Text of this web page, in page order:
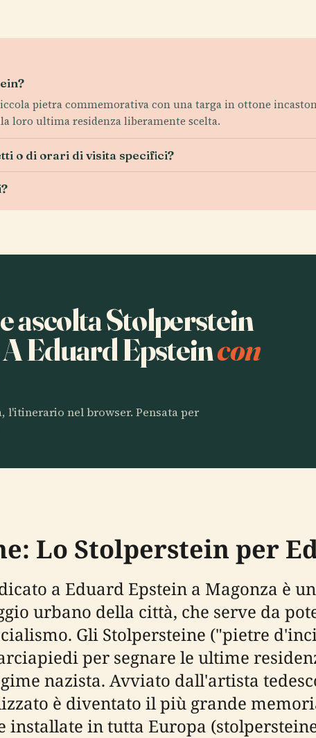
pietra commemorativa con una targa in ottone
loro ultima residenza liberamente scelta.
o di orari di visita specifici?
ascolta Stolperstein
Eduard Epsteincon
l'itinerario nel browser. Pensata per
Lo Stolperstein per
a Eduard Epstein a Magonza è
urbano della città, che serve da
Gli Stolpersteine ("pietre
per segnare le ultime
nazista. Avviato dall'artista
è diventato il più grande
installate in tutta Europa